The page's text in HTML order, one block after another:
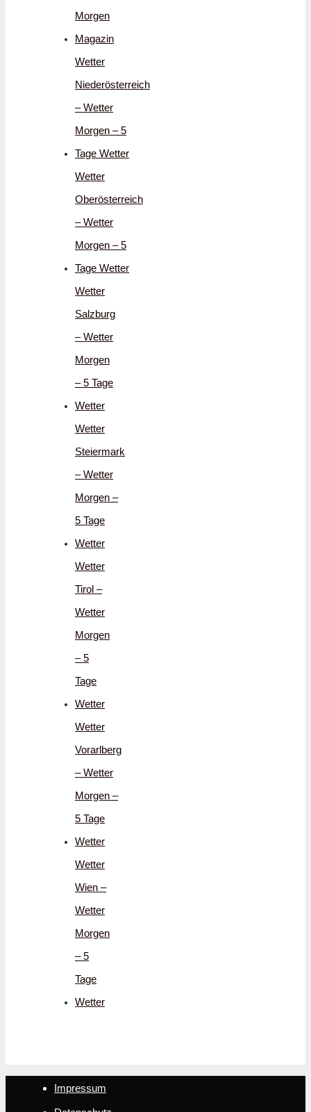
Morgen
Magazin
Wetter
Niederösterreich
– Wetter
Morgen – 5
Tage Wetter
Wetter
Oberösterreich
– Wetter
Morgen – 5
Tage Wetter
Wetter
Salzburg
– Wetter
Morgen
– 5 Tage
Wetter
Wetter
Steiermark
– Wetter
Morgen –
5 Tage
Wetter
Wetter
Tirol –
Wetter
Morgen
– 5
Tage
Wetter
Wetter
Vorarlberg
– Wetter
Morgen –
5 Tage
Wetter
Wetter
Wien –
Wetter
Morgen
– 5
Tage
Wetter
Impressum